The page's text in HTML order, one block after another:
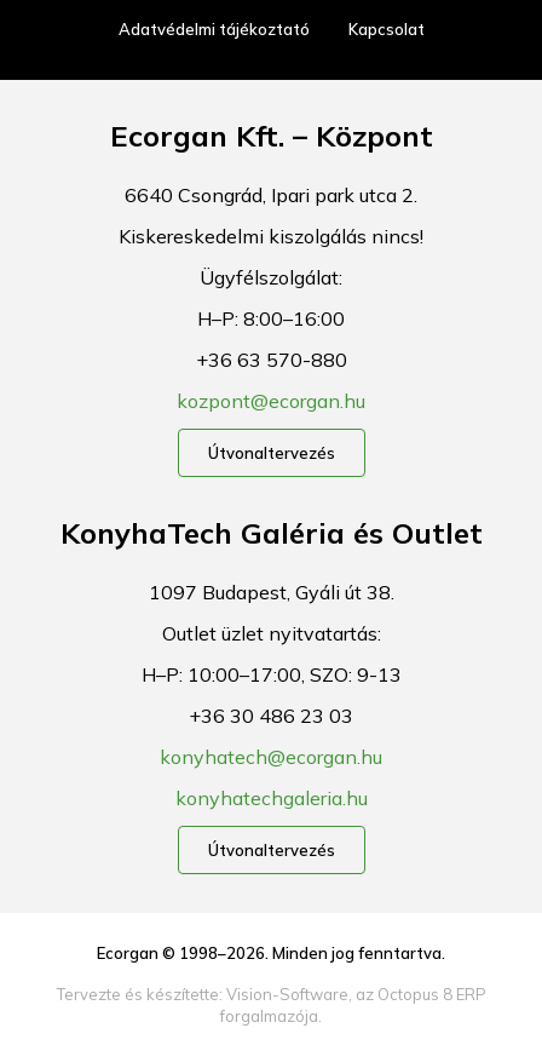
Adatvédelmi tájékoztató Kapcsolat
Ecorgan Kft. – Központ
6640 Csongrád, Ipari park utca 2.
Kiskereskedelmi kiszolgálás nincs!
Ügyfélszolgálat:
H–P: 8:00–16:00
+36 63 570-880
kozpont@ecorgan.hu
Útvonaltervezés
KonyhaTech Galéria és Outlet
1097 Budapest, Gyáli út 38.
Outlet üzlet nyitvatartás:
H–P: 10:00–17:00, SZO: 9-13
+36 30 486 23 03
konyhatech@ecorgan.hu
konyhatechgaleria.hu
Útvonaltervezés
Ecorgan © 1998–2026. Minden jog fenntartva.
Tervezte és készítette: Vision-Software, az Octopus 8 ERP
forgalmazója